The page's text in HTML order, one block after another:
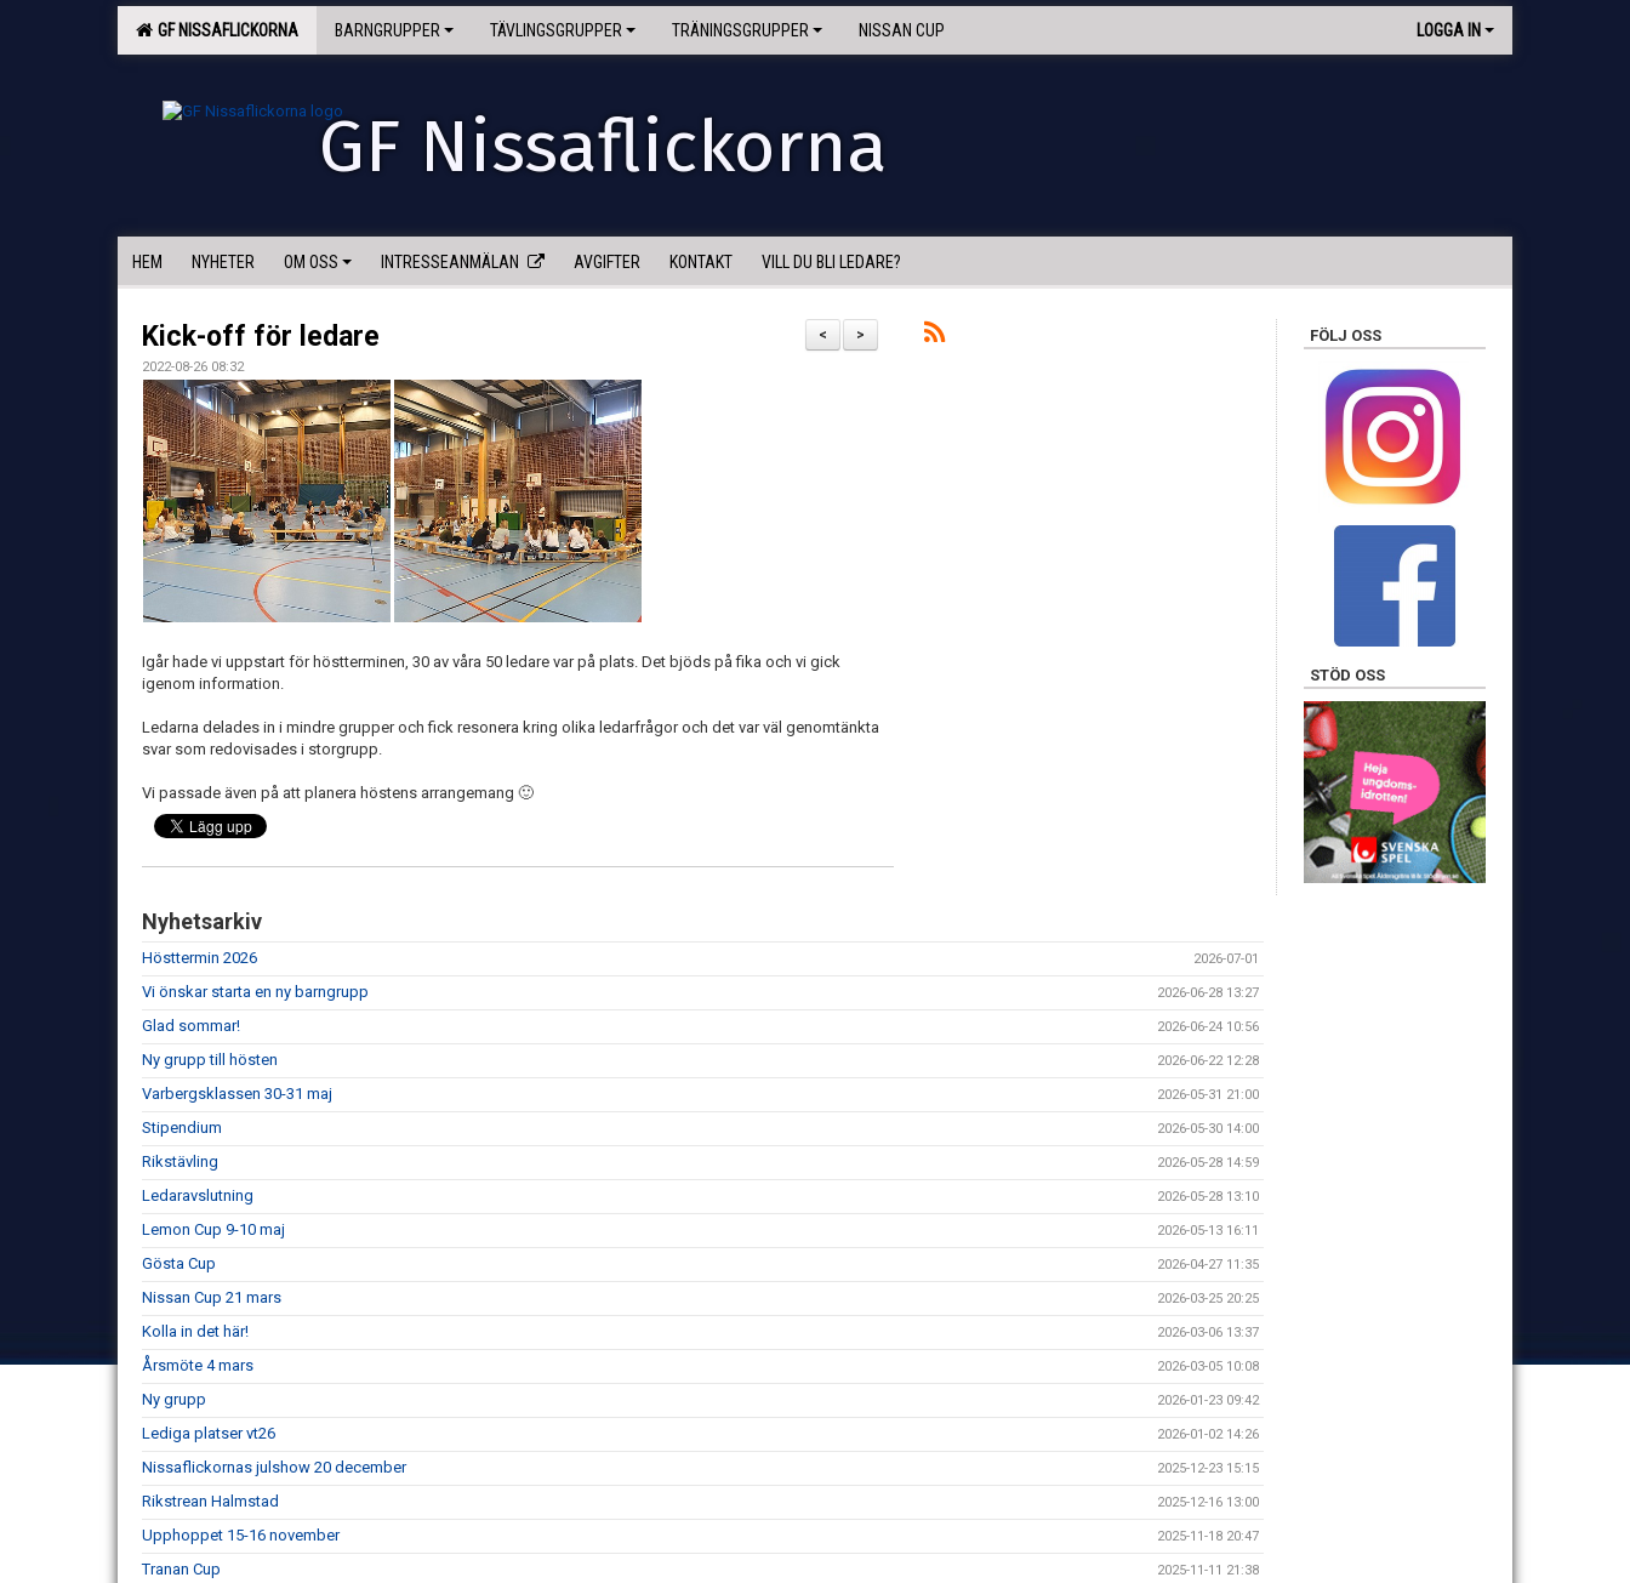
GF NISSAFLICKORNA BARNGRUPPER TÄVLINGSGRUPPER TRÄNINGSGRUPPER NISSAN CUP LOGGA IN
GF Nissaflickorna
HEM NYHETER OM OSS INTRESSEANMÄLAN AVGIFTER KONTAKT VILL DU BLI LEDARE?
>
<
Kick-off för ledare
2022-08-26 08:32
Igår hade vi uppstart för höstterminen, 30 av våra 50 ledare var på plats. Det bjöds på fika och vi gick
igenom information.
Ledarna delades in i mindre grupper och fick resonera kring olika ledarfrågor och det var väl genomtänkta
svar som redovisades i storgrupp.
Vi passade även på att planera höstens arrangemang 🙂
Nyhetsarkiv
Hösttermin 2026 2026-07-01
Vi önskar starta en ny barngrupp 2026-06-28 13:27
Glad sommar! 2026-06-24 10:56
Ny grupp till hösten 2026-06-22 12:28
Varbergsklassen 30-31 maj 2026-05-31 21:00
Stipendium 2026-05-30 14:00
Rikstävling 2026-05-28 14:59
Ledaravslutning 2026-05-28 13:10
Lemon Cup 9-10 maj 2026-05-13 16:11
Gösta Cup 2026-04-27 11:35
Nissan Cup 21 mars 2026-03-25 20:25
Kolla in det här! 2026-03-06 13:37
Årsmöte 4 mars 2026-03-05 10:08
Ny grupp 2026-01-23 09:42
Lediga platser vt26 2026-01-02 14:26
Nissaflickornas julshow 20 december 2025-12-23 15:15
Rikstrean Halmstad 2025-12-16 13:00
Upphoppet 15-16 november 2025-11-18 20:47
Tranan Cup 2025-11-11 21:38
FÖLJ OSS
STÖD OSS